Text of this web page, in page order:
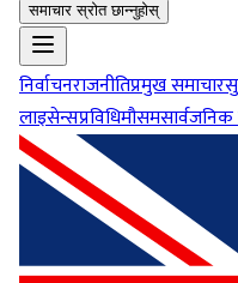
समाचार स्रोत छान्नुहोस्
निर्वाचनराजनीतिप्रमुख समाचार
लाइसेन्सप्रविधिमौसम